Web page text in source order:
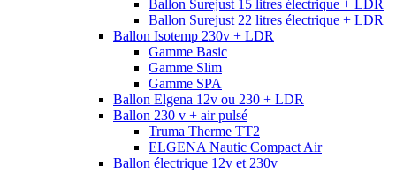
Ballon Surejust 15 litres électrique + LDR
Ballon Surejust 22 litres électrique + LDR
Ballon Isotemp 230v + LDR
Gamme Basic
Gamme Slim
Gamme SPA
Ballon Elgena 12v ou 230 + LDR
Ballon 230 v + air pulsé
Truma Therme TT2
ELGENA Nautic Compact Air
Ballon électrique 12v et 230v